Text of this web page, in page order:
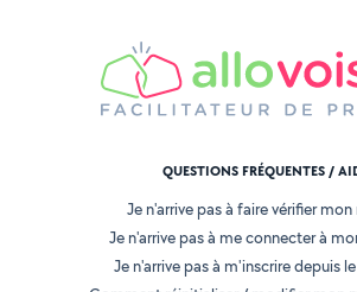
QUESTIONS FRÉQUENTES /
Je n'arrive pas à faire vérifier
Je n'arrive pas à me connecter à
Je n'arrive pas à m'inscrire depuis